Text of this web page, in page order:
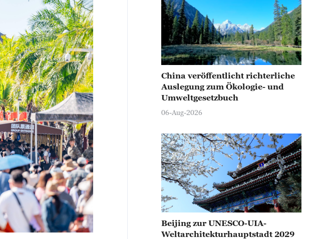
China veröffentlicht richterliche
Auslegung zum Ökologie- und
Umweltgesetzbuch
06-Aug-2026
Beijing zur UNESCO-UIA-
Weltarchitekturhauptstadt 2029